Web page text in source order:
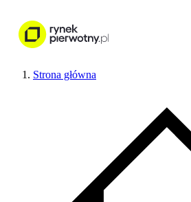
Strona główna